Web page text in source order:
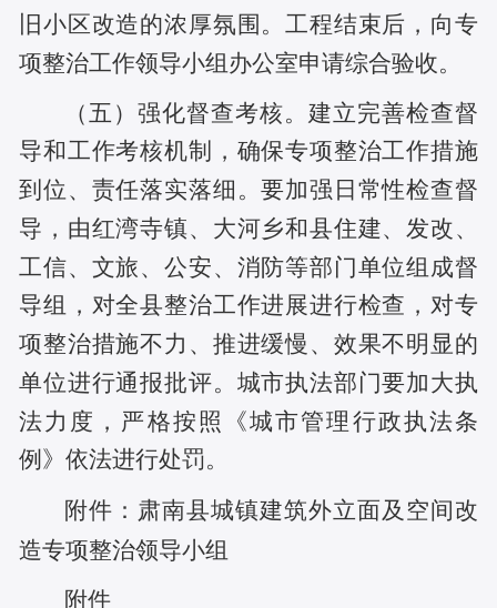
旧小区改造的浓厚氛围。工程结束后，向专
项整治工作领导小组办公室申请综合验收。
（五）强化督查考核。建立完善检查督
导和工作考核机制，确保专项整治工作措施
到位、责任落实落细。要加强日常性检查督
导，由红湾寺镇、大河乡和县住建、发改、
工信、文旅、公安、消防等部门单位组成督
导组，对全县整治工作进展进行检查，对专
项整治措施不力、推进缓慢、效果不明显的
单位进行通报批评。 城市执法部门要加大执
法力度，严格按照《城市管理行政执法条
例》依法进行处罚。
附件： 肃南县城镇建筑外立面及空间改
造专项整治领导小组
附件